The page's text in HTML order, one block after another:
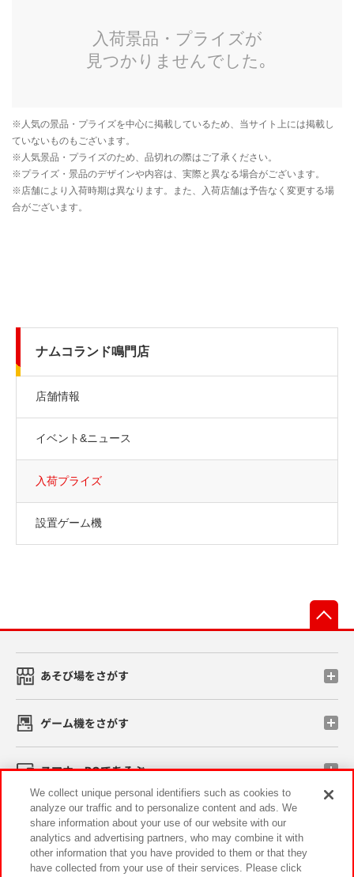
ナムコランド鳴門店
店舗情報
イベント&ニュース
入荷プライズ
設置ゲーム機
あそび場をさがす
ゲーム機をさがす
スマホ・PCであそぶ
イベント・キャンペーン
We collect unique personal identifiers such as cookies to
analyze our traffic and to personalize content and ads. We
share information about your use of our website with our
analytics and advertising partners, who may combine it with
other information that you have provided to them or that they
have collected from your use of their services. Please click